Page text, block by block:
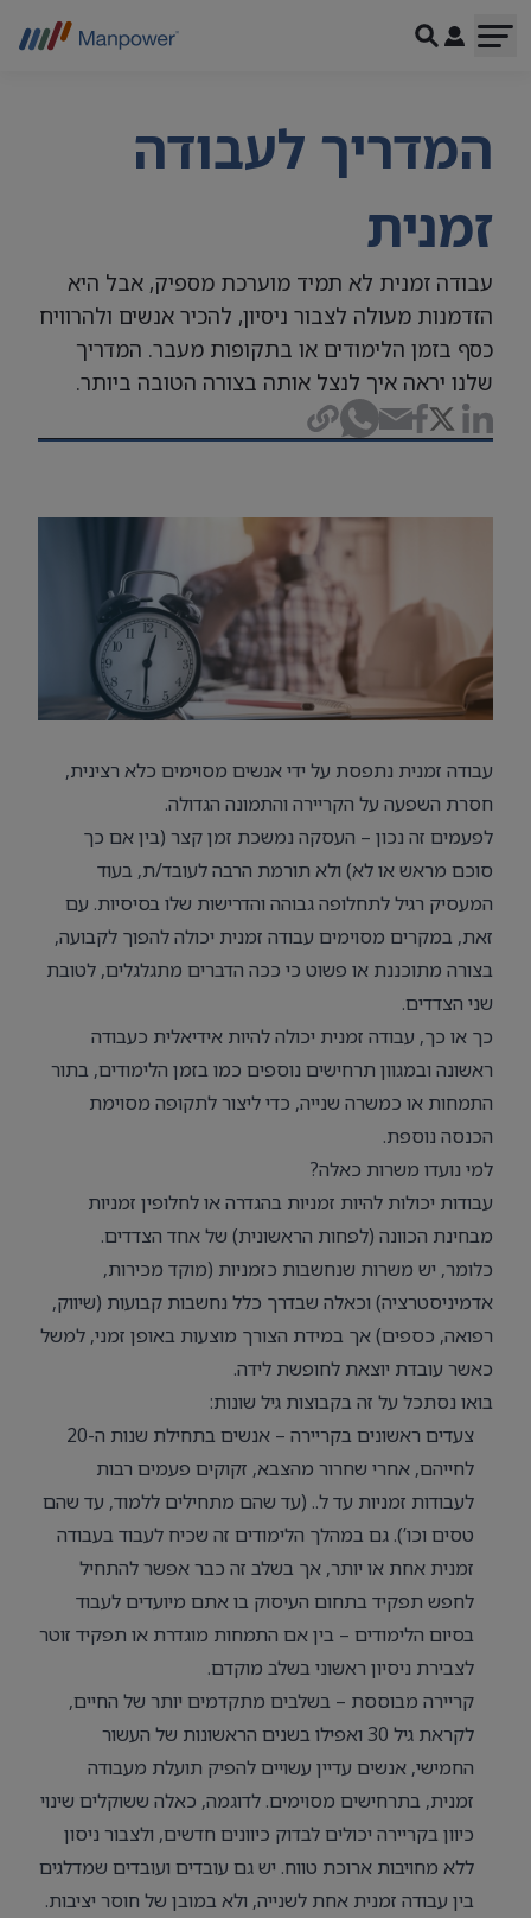
המדריך לעבודה
זמנית
עבודה זמנית לא תמיד מוערכת מספיק, אבל היא
הזדמנות מעולה לצבור ניסיון, להכיר אנשים ולהרוויח
כסף בזמן הלימודים או בתקופות מעבר. המדריך
שלנו יראה איך לנצל אותה בצורה הטובה ביותר.
עבודה זמנית נתפסת על ידי אנשים מסוימים כלא רצינית,
חסרת השפעה על הקריירה והתמונה הגדולה.
לפעמים זה נכון – העסקה נמשכת זמן קצר (בין אם כך
סוכם מראש או לא) ולא תורמת הרבה לעובד/ת, בעוד
המעסיק רגיל לתחלופה גבוהה והדרישות שלו בסיסיות. עם
זאת, במקרים מסוימים עבודה זמנית יכולה להפוך לקבועה,
בצורה מתוכננת או פשוט כי ככה הדברים מתגלגלים, לטובת
שני הצדדים.
כך או כך, עבודה זמנית יכולה להיות אידיאלית כעבודה
ראשונה ובמגוון תרחישים נוספים כמו בזמן הלימודים, בתור
התמחות או כמשרה שנייה, כדי ליצור לתקופה מסוימת
הכנסה נוספת.
למי נועדו משרות כאלה?
עבודות יכולות להיות זמניות בהגדרה או לחלופין זמניות
מבחינת הכוונה (לפחות הראשונית) של אחד הצדדים.
כלומר, יש משרות שנחשבות כזמניות (מוקד מכירות,
אדמיניסטרציה) וכאלה שבדרך כלל נחשבות קבועות (שיווק,
רפואה, כספים) אך במידת הצורך מוצעות באופן זמני, למשל
כאשר עובדת יוצאת לחופשת לידה.
בואו נסתכל על זה בקבוצות גיל שונות:
צעדים ראשונים בקריירה – אנשים בתחילת שנות ה-20
לחייהם, אחרי שחרור מהצבא, זקוקים פעמים רבות
לעבודות זמניות עד ל.. (עד שהם מתחילים ללמוד, עד שהם
טסים וכו’). גם במהלך הלימודים זה שכיח לעבוד בעבודה
זמנית אחת או יותר, אך בשלב זה כבר אפשר להתחיל
לחפש תפקיד בתחום העיסוק בו אתם מיועדים לעבוד
בסיום הלימודים – בין אם התמחות מוגדרת או תפקיד זוטר
לצבירת ניסיון ראשוני בשלב מוקדם.
קריירה מבוססת – בשלבים מתקדמים יותר של החיים,
לקראת גיל 30 ואפילו בשנים הראשונות של העשור
החמישי, אנשים עדיין עשויים להפיק תועלת מעבודה
זמנית, בתרחישים מסוימים. לדוגמה, כאלה ששוקלים שינוי
כיוון בקריירה יכולים לבדוק כיוונים חדשים, ולצבור ניסון
ללא מחויבות ארוכת טווח. יש גם עובדים ועובדים שמדלגים
בין עבודה זמנית אחת לשנייה, ולא במובן של חוסר יציבות.